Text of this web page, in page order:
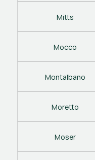
Mitts
Mocco
Montalbano
Moretto
Moser